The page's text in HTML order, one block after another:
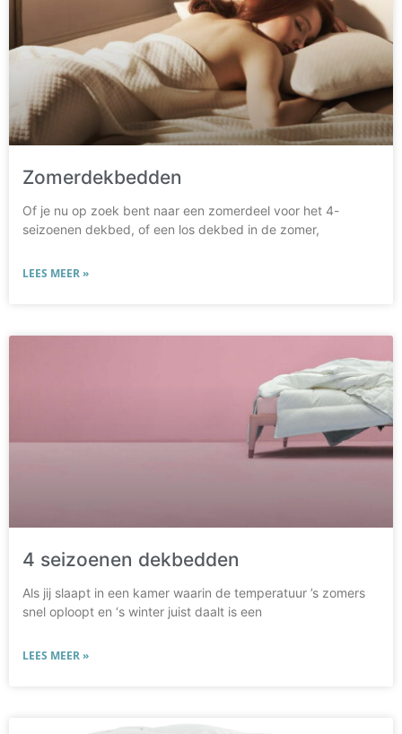
Zomerdekbedden
Of je nu op zoek bent naar een zomerdeel voor het 4-
seizoenen dekbed, of een los dekbed in de zomer,
LEES MEER »
4 seizoenen dekbedden
Als jij slaapt in een kamer waarin de temperatuur ’s zomers
snel oploopt en ‘s winter juist daalt is een
LEES MEER »